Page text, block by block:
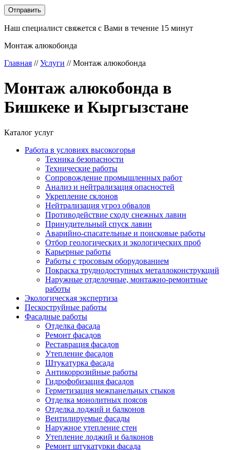
Наш специалист свяжется с Вами в течение 15 минут
Монтаж алюкобонда
Главная //Услуги //Монтаж алюкобонда
Монтаж алюкобонда в
Бишкеке и Кыргызстане
Каталог услуг
Работа в условиях высокогорья
Техника безопасности
Технические работы
Сопровождение промышленных работ
Анализ и нейтрализация опасностей
Укрепление склонов
Нейтрализация угроз обвалов
Противодействие сходу снежных лавин
Принудительный спуск лавин
Аварийно-спасательные и поисковые работы
Отбор геологических и экологических проб
Карьерные работы
Работы с тросовым оборудованием
Покраска труднодоступных металлоконструкций
Наружные отделочные, монтажно-ремонтные
работы
Экологическая экспертиза
Пескоструйные работы
Фасадные работы
Отделка фасада
Ремонт фасадов
Реставрация фасадов
Утепление фасадов
Штукатурка фасада
Антикоррозийные работы
Гидрофобизация фасадов
Герметизация межпанельных стыков
Отделка монолитных поясов
Отделка лоджий и балконов
Вентилируемые фасады
Наружное утепление стен
Утепление лоджий и балконов
Ремонт штукатурки фасада